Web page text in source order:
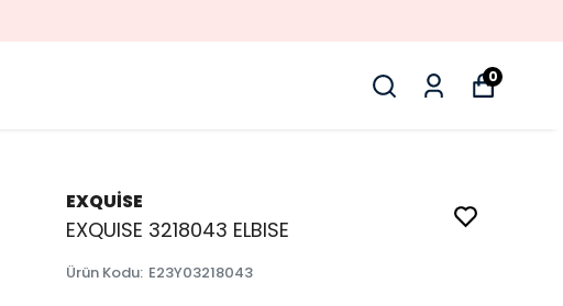
0
EXQUİSE
EXQUISE 3218043 ELBISE
Ürün Kodu: E23Y03218043